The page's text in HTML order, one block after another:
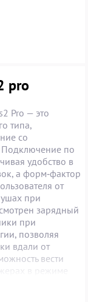
pro
Pro — это
типа,
со
Подключение по
удобство в
а форм‑фактор
от
при
зарядный
при
позволяя
вдали от
вести
в режиме
и через